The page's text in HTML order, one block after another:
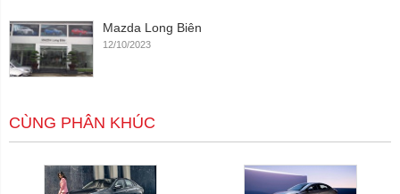
Mazda Long Biên
12/10/2023
CÙNG PHÂN KHÚC